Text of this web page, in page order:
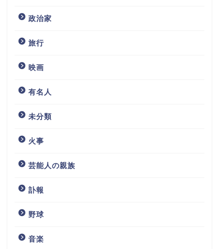
政治家
旅行
映画
有名人
未分類
火事
芸能人の親族
訃報
野球
音楽